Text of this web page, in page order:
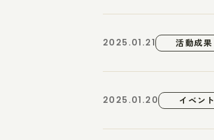
2025.01.21 活動成果
2025.01.20 イベント